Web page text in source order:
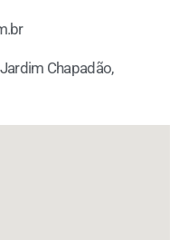
Chapadão,